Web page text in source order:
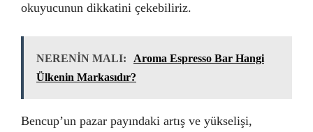
okuyucunun dikkatini çekebiliriz.
NERENİN MALI:
Aroma Espresso Bar Hangi
Ülkenin Markasıdır?
Bencup’un pazar payındaki artış ve yükselişi,